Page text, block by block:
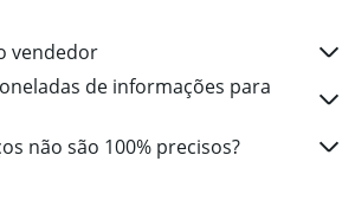
vendedor
de informações para
não são 100% precisos?